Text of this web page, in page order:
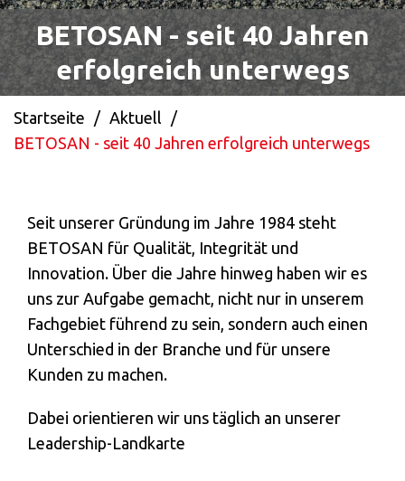
BETOSAN - seit 40 Jahren
erfolgreich unterwegs
Startseite / Aktuell /
BETOSAN - seit 40 Jahren erfolgreich unterwegs
Seit unserer Gründung im Jahre 1984 steht
BETOSAN für Qualität, Integrität und
Innovation. Über die Jahre hinweg haben wir es
uns zur Aufgabe gemacht, nicht nur in unserem
Fachgebiet führend zu sein, sondern auch einen
Unterschied in der Branche und für unsere
Kunden zu machen.
Dabei orientieren wir uns täglich an unserer
Leadership-Landkarte